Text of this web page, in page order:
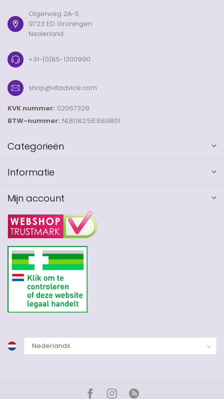
Olgerweg 2A-5
9723 ED Groningen
Nederland
+31-(0)85-1300990
shop@vitadvice.com
KVK nummer: 02067329
BTW-nummer: NL8082.56.889B01
Categorieën
Informatie
Mijn account